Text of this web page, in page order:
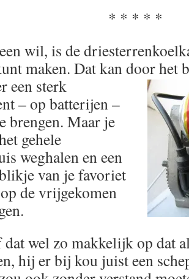
* * * * *
wil, is de
maken. Dat kan door het
een sterk
– op batterijen –
brengen. Maar je
gehele
weghalen en een
van je favoriet
de vrijgekomen
wel zo makkelijk op dat
hij er bij kou juist een